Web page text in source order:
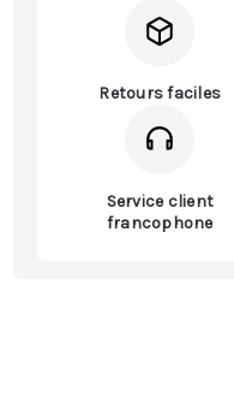
Retours faciles
Service client
francophone